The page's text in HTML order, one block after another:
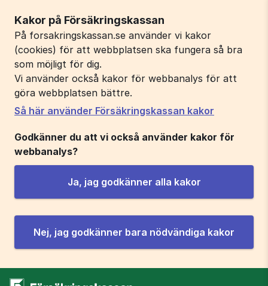
Kakor på Försäkringskassan
På forsakringskassan.se använder vi kakor
(cookies) för att webbplatsen ska fungera så bra
som möjligt för dig.
Vi använder också kakor för webbanalys för att
göra webbplatsen bättre.
Så här använder Försäkringskassan kakor
Godkänner du att vi också använder kakor för
webbanalys?
Ja, jag godkänner alla kakor
Nej, jag godkänner bara nödvändiga kakor